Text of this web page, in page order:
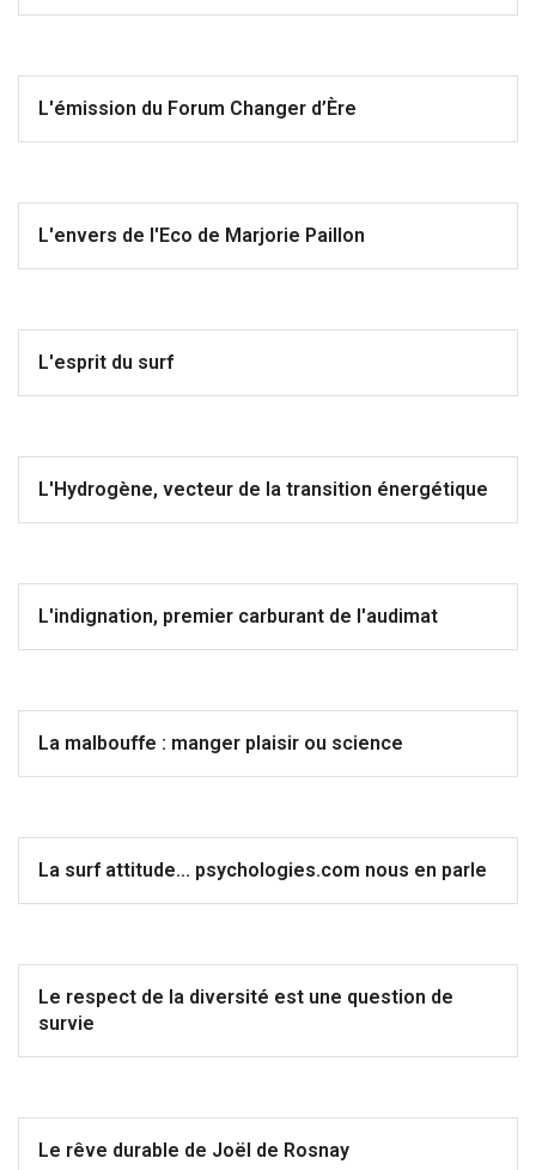
L'émission du Forum Changer d’Ère
L'envers de l'Eco de Marjorie Paillon
L'esprit du surf
L'Hydrogène, vecteur de la transition énergétique
L'indignation, premier carburant de l'audimat
La malbouffe : manger plaisir ou science
La surf attitude... psychologies.com nous en parle
Le respect de la diversité est une question de
survie
Le rêve durable de Joël de Rosnay